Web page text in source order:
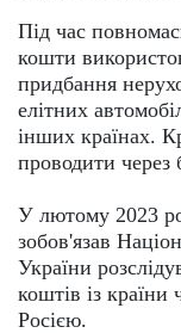
Під час
кошти
придбання
елітних
інших країнах.
проводити через
У лютому 2023
зобов'язав
України
коштів із країни
Росією.